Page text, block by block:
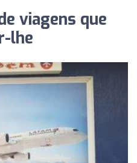
viagens que
lhe